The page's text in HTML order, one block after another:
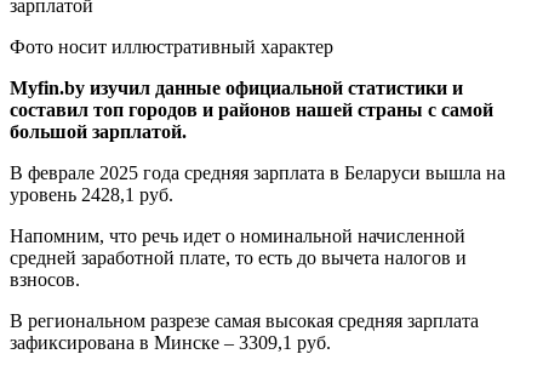
Фото носит иллюстративный характер
Myfin.bу изучил данные официальной статистики и
составил топ городов и районов нашей страны с самой
большой зарплатой.
В феврале 2025 года средняя зарплата в Беларуси вышла на
уровень 2428,1 руб.
Напомним, что речь идет о номинальной начисленной
средней заработной плате, то есть до вычета налогов и
взносов.
В региональном разрезе самая высокая средняя зарплата
зафиксирована в Минске – 3309,1 руб.